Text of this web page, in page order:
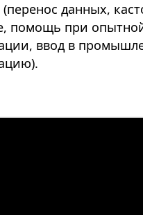
(перенос данных,
помощь при
ввод в